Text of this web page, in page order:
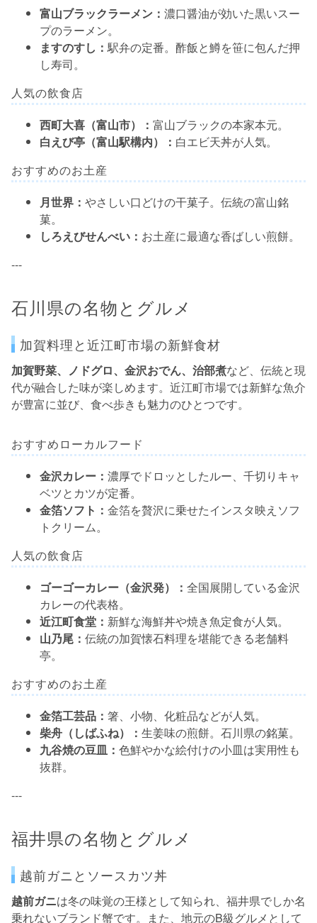
富山ブラックラーメン： 濃口醤油が効いた黒いスー
プのラーメン。
ますのすし：駅弁の定番。酢飯と鱒を笹に包んだ押
し寿司。
人気の飲食店
西町大喜（富山市）： 富山ブラックの本家本元。
白えび亭（富山駅構内）： 白エビ天丼が人気。
おすすめのお土産
月世界： やさしい口どけの干菓子。伝統の富山銘
菓。
しろえびせんべい： お土産に最適な香ばしい煎餅。
---
石川県の名物とグルメ
加賀料理と近江町市場の新鮮食材
加賀野菜、ノドグロ、金沢おでん、治部煮など、伝統と現
代が融合した味が楽しめます。近江町市場では新鮮な魚介
が豊富に並び、食べ歩きも魅力のひとつです。
おすすめローカルフード
金沢カレー： 濃厚でドロッとしたルー、千切りキャ
ベツとカツが定番。
金箔ソフト： 金箔を贅沢に乗せたインスタ映えソフ
トクリーム。
人気の飲食店
ゴーゴーカレー（金沢発）： 全国展開している金沢
カレーの代表格。
近江町食堂： 新鮮な海鮮丼や焼き魚定食が人気。
山乃尾： 伝統の加賀懐石料理を堪能できる老舗料
亭。
おすすめのお土産
金箔工芸品： 箸、小物、化粧品などが人気。
柴舟（しばふね）： 生姜味の煎餅。石川県の銘菓。
九谷焼の豆皿： 色鮮やかな絵付けの小皿は実用性も
抜群。
---
福井県の名物とグルメ
越前ガニとソースカツ丼
越前ガニは冬の味覚の王様として知られ、福井県でしか名
乗れないブランド蟹です。また、地元のB級グルメとして